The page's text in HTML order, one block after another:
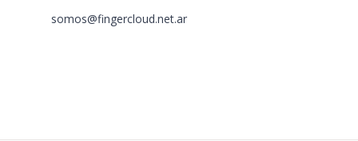
somos@fingercloud.net.ar